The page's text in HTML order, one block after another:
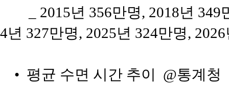
_ 2015년 356만명, 2018년
4년 327만명, 2025년 324만명,
• 평균 수면 시간 추이 @통계청